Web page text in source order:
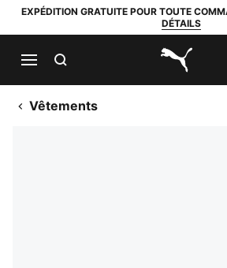
EXPÉDITION GRATUITE POUR TOUTE
DÉTAILS
PUMA.com
Vêtements